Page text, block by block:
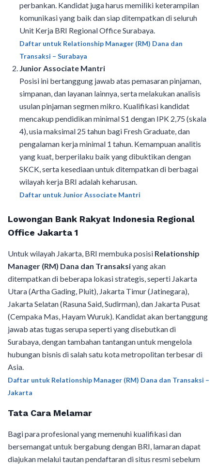
perbankan. Kandidat juga harus memiliki keterampilan
komunikasi yang baik dan siap ditempatkan di seluruh
Unit Kerja BRI Regional Office Surabaya.
Daftar untuk Relationship Manager (RM) Dana dan
Transaksi – Surabaya
Junior Associate Mantri
Posisi ini bertanggung jawab atas pemasaran pinjaman,
simpanan, dan layanan lainnya, serta melakukan analisis
usulan pinjaman segmen mikro. Kualifikasi kandidat
mencakup pendidikan minimal S1 dengan IPK 2,75 (skala
4), usia maksimal 25 tahun bagi Fresh Graduate, dan
pengalaman kerja minimal 1 tahun. Kemampuan analitis
yang kuat, berperilaku baik yang dibuktikan dengan
SKCK, serta kesediaan untuk ditempatkan di berbagai
wilayah kerja BRI adalah keharusan.
Daftar untuk Junior Associate Mantri
Lowongan Bank Rakyat Indonesia Regional
Office Jakarta 1
Untuk wilayah Jakarta, BRI membuka posisi Relationship
Manager (RM) Dana dan Transaksiyang akan
ditempatkan di beberapa lokasi strategis, seperti Jakarta
Utara (Artha Gading, Pluit), Jakarta Timur (Jatinegara),
Jakarta Selatan (Rasuna Said, Sudirman), dan Jakarta Pusat
(Cempaka Mas, Hayam Wuruk). Kandidat akan bertanggung
jawab atas tugas serupa seperti yang disebutkan di
Surabaya, dengan tambahan tantangan untuk mengelola
hubungan bisnis di salah satu kota metropolitan terbesar di
Asia.
Daftar untuk Relationship Manager (RM) Dana dan Transaksi –
Jakarta
Tata Cara Melamar
Bagi para profesional yang memenuhi kualifikasi dan
bersemangat untuk bergabung dengan BRI, lamaran dapat
diajukan melalui tautan pendaftaran di situs resmi sebelum